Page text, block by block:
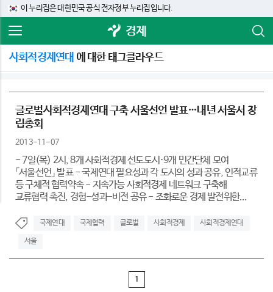
이 누리집은 대한민국 공식 전자정부 누리집입니다.
경제
사회적경제연대 에 대한 태그클라우드
글로벌사회적경제연대 구축 서울선언 발표…내년 서울서 창
립총회
2013-11-07
- 7일(목) 2시, 8개 사회적경제 선도도시·9개 민간단체 모여
「서울선언」 발표 - 국제연대 필요성과 각 도시의 성과 공유, 인적교류
등 구체적 협력약속 - 지속가능 사회적경제 네트워크 구축해
교류협력 촉진, 경험-성과-비전 공유 - 조화로운 경제 발전위한...
국제연대 국제협력 글로벌 사회적경제 사회적경제연대
서울
1